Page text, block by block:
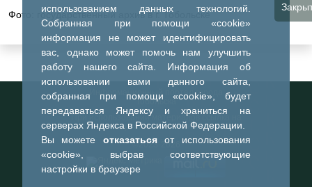
использованием данных технологий.
Собранная при помощи «cookie»
информация не может идентифицировать
вас, однако может помочь нам улучшить
работу нашего сайта. Информация об
использовании вами данного сайта,
собранная при помощи «cookie», будет
передаваться Яндексу и храниться на
серверах Яндекса в Российской Федерации.
Вы можете отказатьсяот использования
«cookie», выбрав соответствующие
настройки в браузере
Фото: государственный архив в г. Тобольске
Информационный портал города
Тобольска
При использовании материалов ссылка на
портал обязательна
©2023-2026